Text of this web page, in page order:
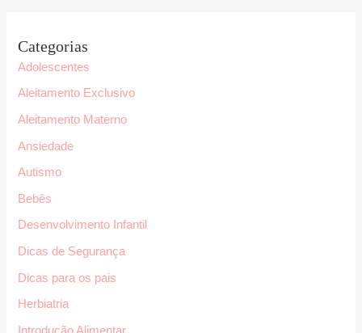
Categorias
Adolescentes
Aleitamento Exclusivo
Aleitamento Materno
Ansiedade
Autismo
Bebês
Desenvolvimento Infantil
Dicas de Segurança
Dicas para os pais
Herbiatria